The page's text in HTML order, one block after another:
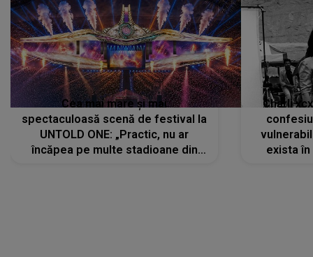
Cea mai mare și mai
spectaculoasă scenă de festival la
UNTOLD ONE: „Practic, nu ar
încăpea pe multe stadioane din
Charli
exista